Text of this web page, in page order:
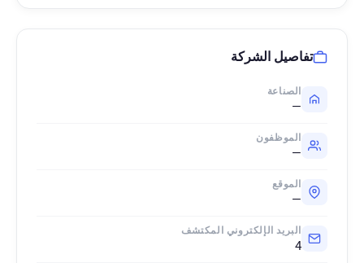
تفاصيل الشركة
الصناعة
—
الموظفون
—
الموقع
—
البريد الإلكتروني المكتشف
4